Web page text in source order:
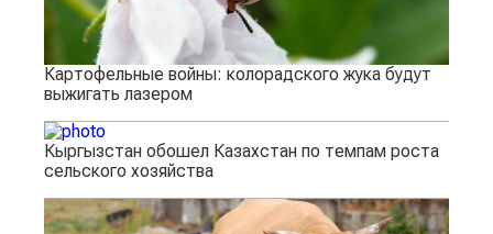
Картофельные войны: колорадского жука будут
выжигать лазером
Кыргызстан обошел Казахстан по темпам роста
сельского хозяйства